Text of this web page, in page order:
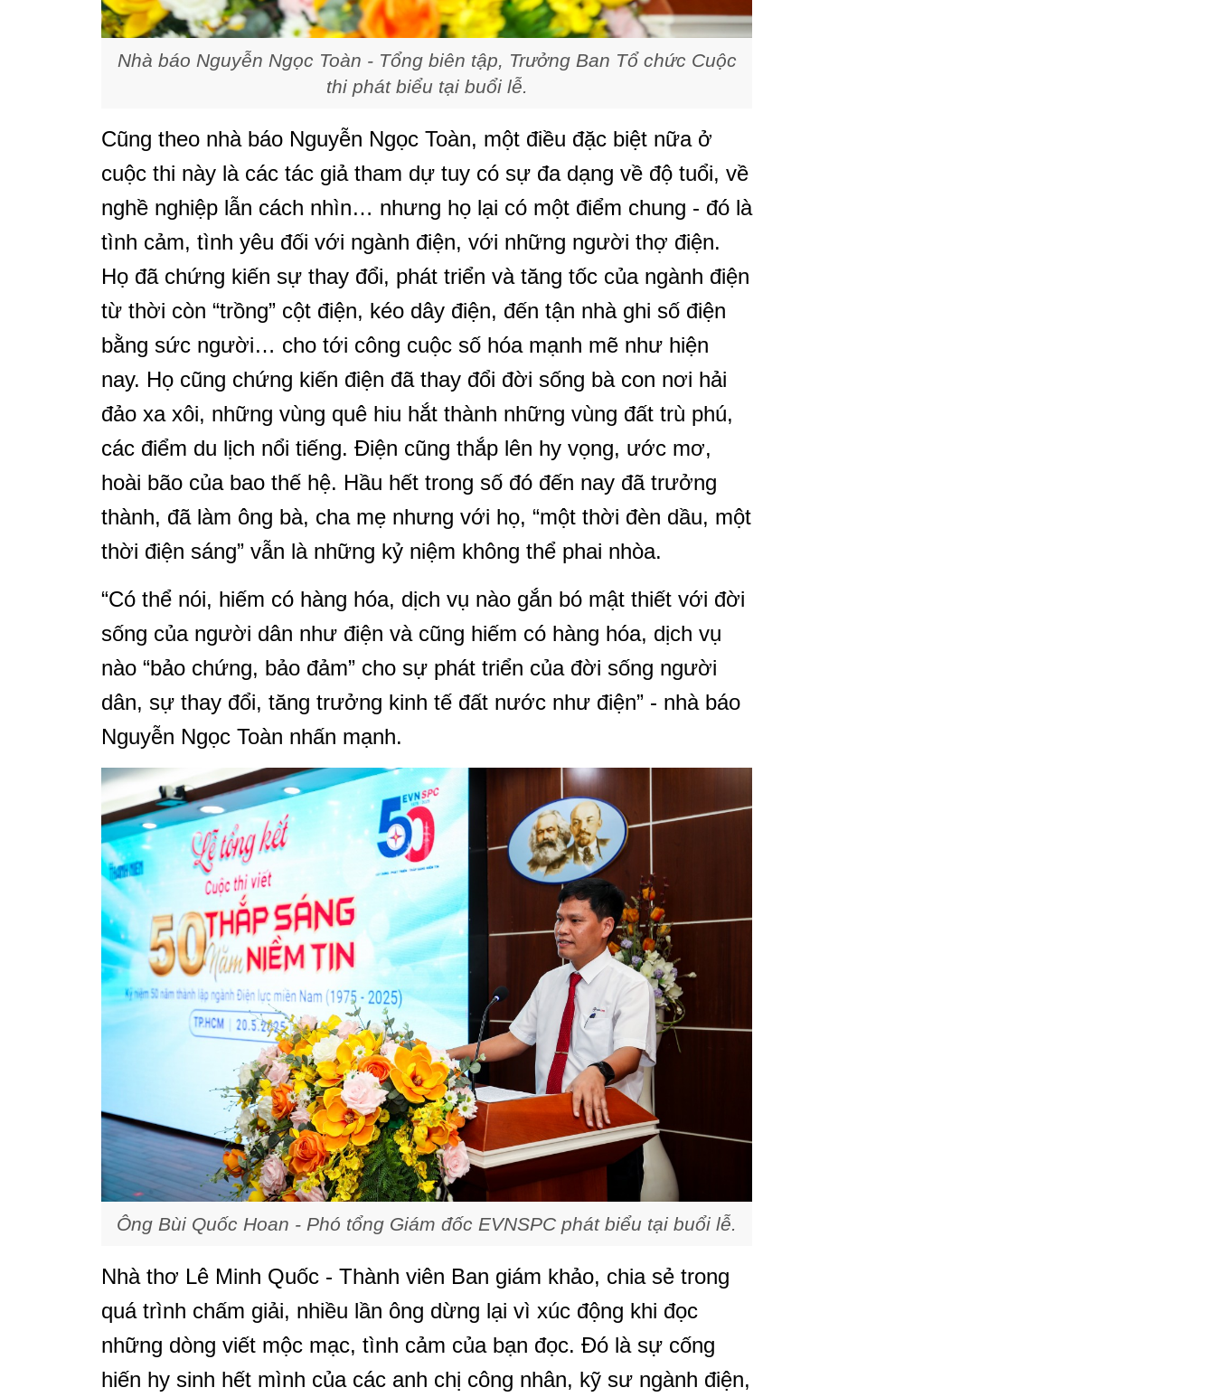
Nhà báo Nguyễn Ngọc Toàn - Tổng biên tập, Trưởng Ban Tổ chức Cuộc
thi phát biểu tại buổi lễ.
Cũng theo nhà báo Nguyễn Ngọc Toàn, một điều đặc biệt nữa ở
cuộc thi này là các tác giả tham dự tuy có sự đa dạng về độ tuổi, về
nghề nghiệp lẫn cách nhìn… nhưng họ lại có một điểm chung - đó là
tình cảm, tình yêu đối với ngành điện, với những người thợ điện.
Họ đã chứng kiến sự thay đổi, phát triển và tăng tốc của ngành điện
từ thời còn “trồng” cột điện, kéo dây điện, đến tận nhà ghi số điện
bằng sức người… cho tới công cuộc số hóa mạnh mẽ như hiện
nay. Họ cũng chứng kiến điện đã thay đổi đời sống bà con nơi hải
đảo xa xôi, những vùng quê hiu hắt thành những vùng đất trù phú,
các điểm du lịch nổi tiếng. Điện cũng thắp lên hy vọng, ước mơ,
hoài bão của bao thế hệ. Hầu hết trong số đó đến nay đã trưởng
thành, đã làm ông bà, cha mẹ nhưng với họ, “một thời đèn dầu, một
thời điện sáng” vẫn là những kỷ niệm không thể phai nhòa.
“Có thể nói, hiếm có hàng hóa, dịch vụ nào gắn bó mật thiết với đời
sống của người dân như điện và cũng hiếm có hàng hóa, dịch vụ
nào “bảo chứng, bảo đảm” cho sự phát triển của đời sống người
dân, sự thay đổi, tăng trưởng kinh tế đất nước như điện” - nhà báo
Nguyễn Ngọc Toàn nhấn mạnh.
Ông Bùi Quốc Hoan - Phó tổng Giám đốc EVNSPC phát biểu tại buổi lễ.
Nhà thơ Lê Minh Quốc - Thành viên Ban giám khảo, chia sẻ trong
quá trình chấm giải, nhiều lần ông dừng lại vì xúc động khi đọc
những dòng viết mộc mạc, tình cảm của bạn đọc. Đó là sự cống
hiến hy sinh hết mình của các anh chị công nhân, kỹ sư ngành điện,